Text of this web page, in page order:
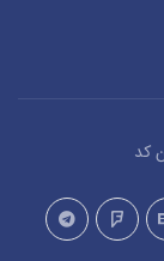
کد